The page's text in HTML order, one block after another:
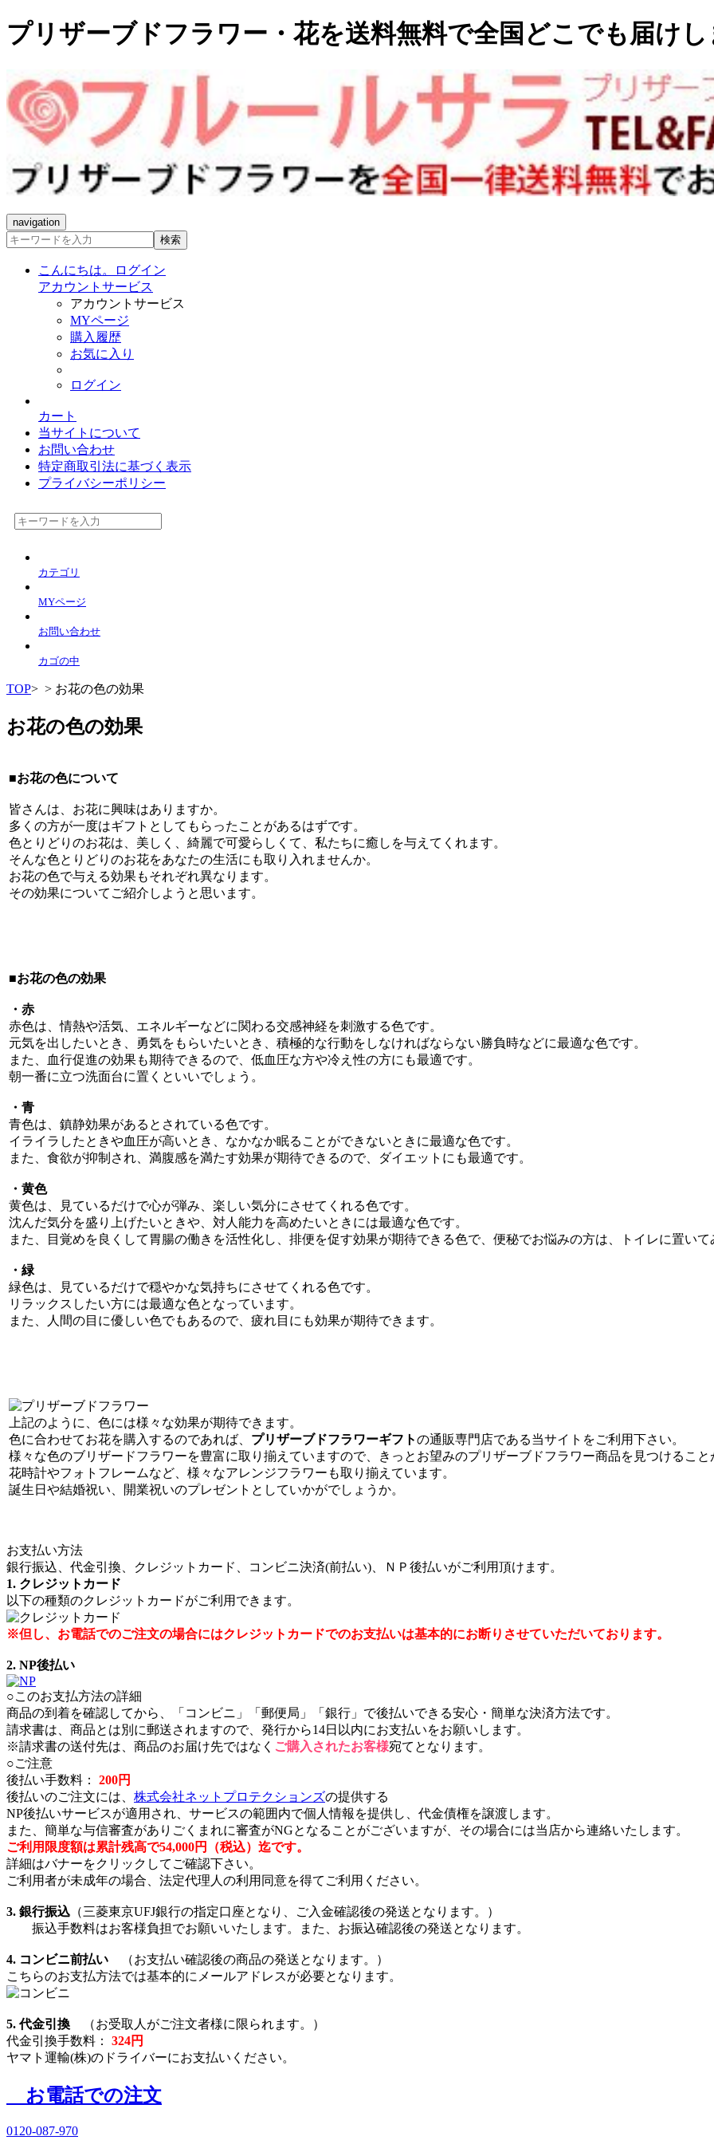
プリザーブドフラワー・花を送料無料で全国どこでも届け
navigation
検索
こんにちは。ログイン
アカウントサービス
アカウントサービス
MYページ
購入履歴
お気に入り
ログイン
カート
当サイトについて
お問い合わせ
特定商取引法に基づく表示
プライバシーポリシー
カテゴリ
MYページ
お問い合わせ
カゴの中
TOP> > お花の色の効果
お花の色の効果
■お花の色について
皆さんは、お花に興味はありますか。
多くの方が一度はギフトとしてもらったことがあるはずです。
色とりどりのお花は、美しく、綺麗で可愛らしくて、私たちに癒しを与えてくれます。
そんな色とりどりのお花をあなたの生活にも取り入れませんか。
お花の色で与える効果もそれぞれ異なります。
その効果についてご紹介しようと思います。
■お花の色の効果
・赤
赤色は、情熱や活気、エネルギーなどに関わる交感神経を刺激する色です。
元気を出したいとき、勇気をもらいたいとき、積極的な行動をしなければならない勝負時などに最適な色です。
また、血行促進の効果も期待できるので、低血圧な方や冷え性の方にも最適です。
朝一番に立つ洗面台に置くといいでしょう。
・青
青色は、鎮静効果があるとされている色です。
イライラしたときや血圧が高いとき、なかなか眠ることができないときに最適な色です。
また、食欲が抑制され、満腹感を満たす効果が期待できるので、ダイエットにも最適です。
・黄色
黄色は、見ているだけで心が弾み、楽しい気分にさせてくれる色です。
沈んだ気分を盛り上げたいときや、対人能力を高めたいときには最適な色です。
また、目覚めを良くして胃腸の働きを活性化し、排便を促す効果が期待できる色で、便秘でお悩みの方は、トイレに置いて
・緑
緑色は、見ているだけで穏やかな気持ちにさせてくれる色です。
リラックスしたい方には最適な色となっています。
また、人間の目に優しい色でもあるので、疲れ目にも効果が期待できます。
上記のように、色には様々な効果が期待できます。
色に合わせてお花を購入するのであれば、 プリザーブドフラワーギフトの通販専門店である当サイトをご利用下さい。
様々な色のブリザードフラワーを豊富に取り揃えていますので、きっとお望みのプリザーブドフラワー商品を見つけること
花時計やフォトフレームなど、様々なアレンジフラワーも取り揃えています。
誕生日や結婚祝い、開業祝いのプレゼントとしていかがでしょうか。
お支払い方法
銀行振込、代金引換、クレジットカード、コンビニ決済(前払い)、ＮＰ後払いがご利用頂けます。
1. クレジットカード
以下の種類のクレジットカードがご利用できます。
※但し、お電話でのご注文の場合にはクレジットカードでのお支払いは基本的にお断りさせていただいております。
2. NP後払い
○このお支払方法の詳細
商品の到着を確認してから、「コンビニ」「郵便局」「銀行」で後払いできる安心・簡単な決済方法です。
請求書は、商品とは別に郵送されますので、発行から14日以内にお支払いをお願いします。
※請求書の送付先は、商品のお届け先ではなく ご購入されたお客様宛てとなります。
○ご注意
後払い手数料：
200円
後払いのご注文には、 株式会社ネットプロテクションズの提供する
NP後払いサービスが適用され、サービスの範囲内で個人情報を提供し、代金債権を譲渡します。
また、簡単な与信審査がありごくまれに審査がNGとなることがございますが、その場合には当店から連絡いたします。
ご利用限度額は累計残高で54,000円（税込）迄です。
詳細はバナーをクリックしてご確認下さい。
ご利用者が未成年の場合、法定代理人の利用同意を得てご利用ください。
3. 銀行振込 （三菱東京UFJ銀行の指定口座となり、ご入金確認後の発送となります。）
振込手数料はお客様負担でお願いいたします。また、お振込確認後の発送となります。
4. コンビニ前払い （お支払い確認後の商品の発送となります。）
こちらのお支払方法では基本的にメールアドレスが必要となります。
5. 代金引換 （お受取人がご注文者様に限られます。）
代金引換手数料：
324円
ヤマト運輸(株)のドライバーにお支払いください。
お電話での注文
0120-087-970